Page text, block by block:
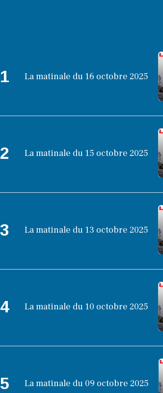
1 La matinale du 16 octobre 2025
2 La matinale du 15 octobre 2025
3 La matinale du 13 octobre 2025
4 La matinale du 10 octobre 2025
5 La matinale du 09 octobre 2025